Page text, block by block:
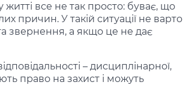
все не так просто: буває, що
причин. У такій ситуації не варто
звернення, а якщо це не дає
– дисциплінарної,
право на захист і можуть